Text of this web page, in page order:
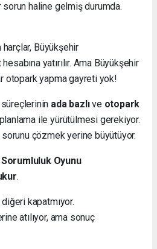
haline gelmiş durumda.
harçlar, Büyükşehir
yatırılır. Ama Büyükşehir
otopark yapma gayreti yok!
ada bazlıve otopark
ile yürütülmesi gerekiyor.
çözmek yerine büyütüyor.
Oyunu
.
kapatmıyor.
atılıyor, ama sonuç